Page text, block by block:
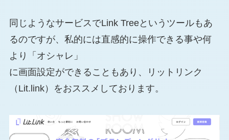
同じようなサービスでLink Treeというツールもあ
るのですが、私的には直感的に操作できる事や何
より「オシャレ」
に画面設定ができることもあり、リットリンク
（Lit.link）をおススメしております。